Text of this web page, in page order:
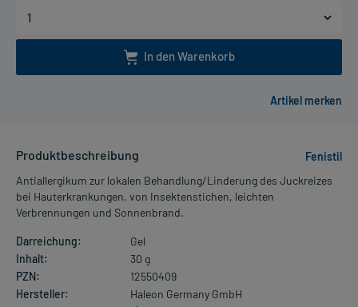
In den Warenkorb
Produktbeschreibung
Fenistil
Antiallergikum zur lokalen Behandlung/Linderung des Juckreizes
bei Hauterkrankungen, von Insektenstichen, leichten
Verbrennungen und Sonnenbrand.
Darreichung:
Gel
Inhalt:
30 g
PZN:
12550409
Hersteller:
Haleon Germany GmbH